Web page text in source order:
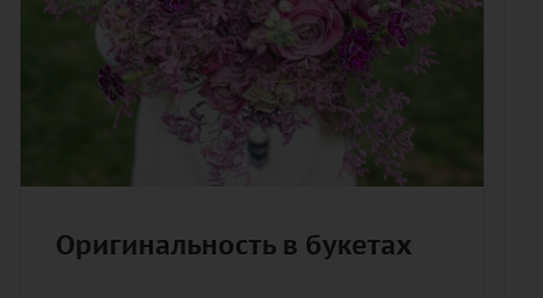
Оригинальность в букетах